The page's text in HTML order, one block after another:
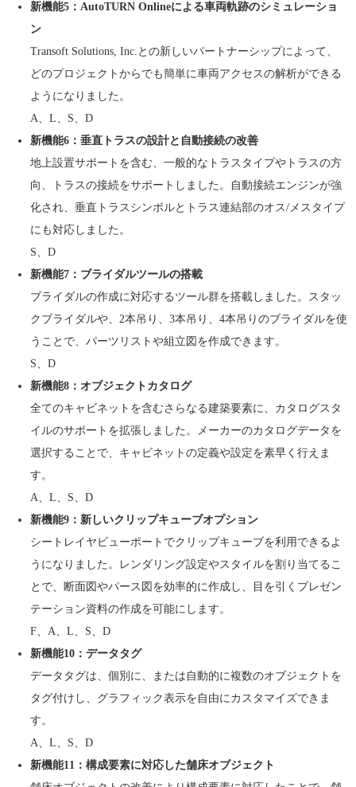
新機能5：AutoTURN Onlineによる車両軌跡のシミュレーショ
ン
Transoft Solutions, Inc.との新しいパートナーシップによって、
どのプロジェクトからでも簡単に車両アクセスの解析ができる
ようになりました。
A、L、S、D
新機能6：垂直トラスの設計と自動接続の改善
地上設置サポートを含む、一般的なトラスタイプやトラスの方
向、トラスの接続をサポートしました。自動接続エンジンが強
化され、垂直トラスシンボルとトラス連結部のオス/メスタイプ
にも対応しました。
S、D
新機能7：ブライダルツールの搭載
ブライダルの作成に対応するツール群を搭載しました。スタッ
クブライダルや、2本吊り、3本吊り、4本吊りのブライダルを使
うことで、パーツリストや組立図を作成できます。
S、D
新機能8：オブジェクトカタログ
全てのキャビネットを含むさらなる建築要素に、カタログスタ
イルのサポートを拡張しました。メーカーのカタログデータを
選択することで、キャビネットの定義や設定を素早く行えま
す。
A、L、S、D
新機能9：新しいクリップキューブオプション
シートレイヤビューポートでクリップキューブを利用できるよ
うになりました。レンダリング設定やスタイルを割り当てるこ
とで、断面図やパース図を効率的に作成し、目を引くプレゼン
テーション資料の作成を可能にします。
F、A、L、S、D
新機能10：データタグ
データタグは、個別に、または自動的に複数のオブジェクトを
タグ付けし、グラフィック表示を自由にカスタマイズできま
す。
A、L、S、D
新機能11：構成要素に対応した舗床オブジェクト